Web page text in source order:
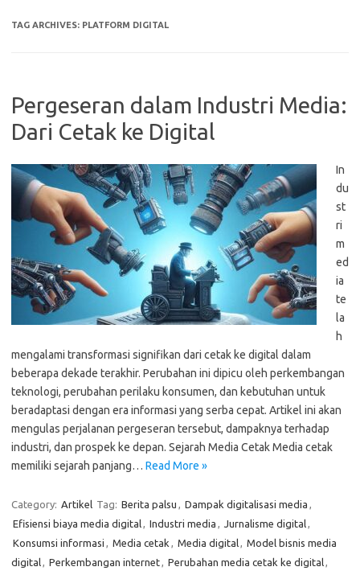
TAG ARCHIVES: PLATFORM DIGITAL
Pergeseran dalam Industri Media:
Dari Cetak ke Digital
In
du
st
ri
m
ed
ia
te
la
h
mengalami transformasi signifikan dari cetak ke digital dalam
beberapa dekade terakhir. Perubahan ini dipicu oleh perkembangan
teknologi, perubahan perilaku konsumen, dan kebutuhan untuk
beradaptasi dengan era informasi yang serba cepat. Artikel ini akan
mengulas perjalanan pergeseran tersebut, dampaknya terhadap
industri, dan prospek ke depan. Sejarah Media Cetak Media cetak
memiliki sejarah panjang… Read More »
Category: Artikel Tag: Berita palsu , Dampak digitalisasi media ,
Efisiensi biaya media digital, Industri media , Jurnalisme digital,
Konsumsi informasi , Media cetak , Media digital, Model bisnis media
digital, Perkembangan internet, Perubahan media cetak ke digital,